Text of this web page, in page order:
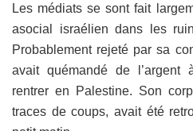
Les médiats se sont fait
asocial israélien dans les
Probablement rejeté par sa
avait quémandé de
rentrer en Palestine. Son
traces de coups, avait été